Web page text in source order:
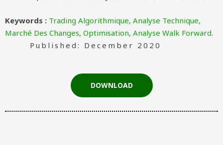
Keywords : Trading Algorithmique, Analyse Technique,
Marché Des Changes, Optimisation, Analyse Walk Forward.
Published: December 2020
DOWNLOAD